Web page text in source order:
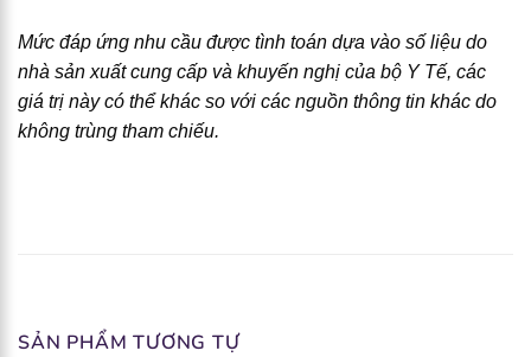
Mức đáp ứng nhu cầu được tình toán dựa vào số liệu do
nhà sản xuất cung cấp và khuyến nghị của bộ Y Tế, các
giá trị này có thể khác so với các nguồn thông tin khác do
không trùng tham chiếu.
SẢN PHẨM TƯƠNG TỰ